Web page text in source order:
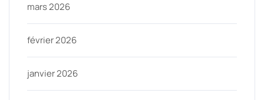
mars 2026
février 2026
janvier 2026